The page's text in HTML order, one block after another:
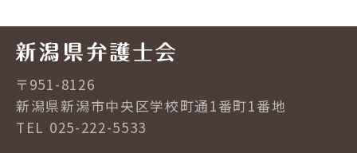
〒951-8126
新潟県新潟市中央区学校町通1番町1番地
TEL 025-222-5533